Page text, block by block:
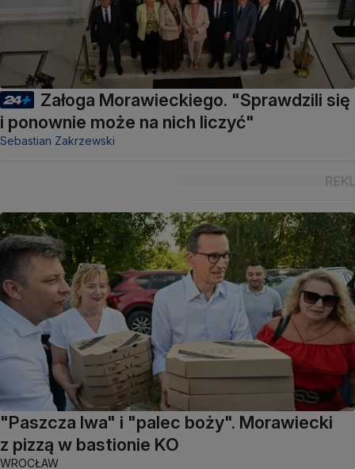
Załoga Morawieckiego. "Sprawdzili się
i ponownie może na nich liczyć"
Sebastian Zakrzewski
"Paszcza lwa" i "palec boży". Morawiecki
z pizzą w bastionie KO
WROCŁAW